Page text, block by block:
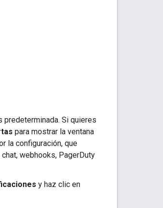
predeterminada. Si quieres
para mostrar la ventana
la configuración, que
webhooks, PagerDuty
y haz clic en